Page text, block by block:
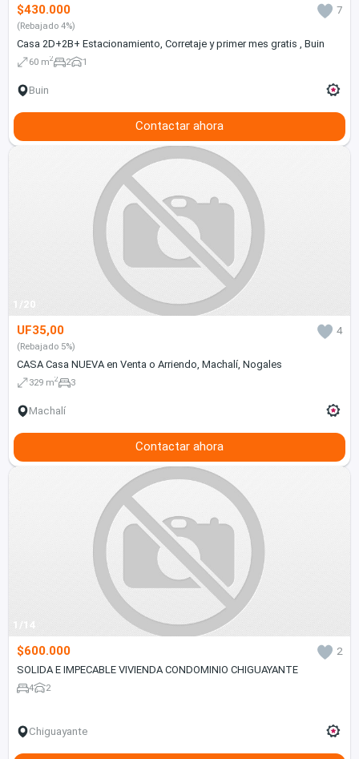
$430.000 7
(Rebajado 4%)
Casa 2D+2B+ Estacionamiento, Corretaje y primer mes gratis , Buin
60 m2 2 1
Buin
Contactar ahora
1/20
UF35,00 4
(Rebajado 5%)
CASA Casa NUEVA en Venta o Arriendo, Machalí, Nogales
329 m2 3
Machalí
Contactar ahora
1/14
$600.000
2
SOLIDA E IMPECABLE VIVIENDA CONDOMINIO CHIGUAYANTE
4 2
Chiguayante